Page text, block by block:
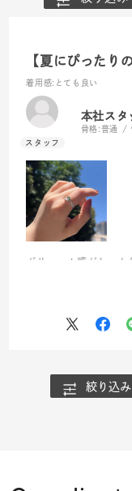
【夏にぴったり
着用感:とても良い
本社スタ
骨格: 普通
ボリューム感がしっ
シルバーとグリーン
絞り込み